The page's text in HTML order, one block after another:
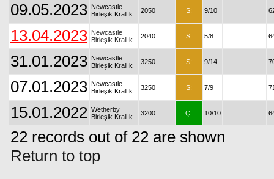
09.05.2023 Newcastle
Birleşik Krallık
2050 S: 9/10
13.04.2023 Newcastle
Birleşik Krallık
2040 S: 5/8
31.01.2023 Newcastle
Birleşik Krallık
3250 S: 9/14
07.01.2023 Newcastle
Birleşik Krallık
3250 S: 7/9
15.01.2022 Wetherby
Birleşik Krallık
3200 Ç: 10/10
22 records out of 22 are shown
Return to top